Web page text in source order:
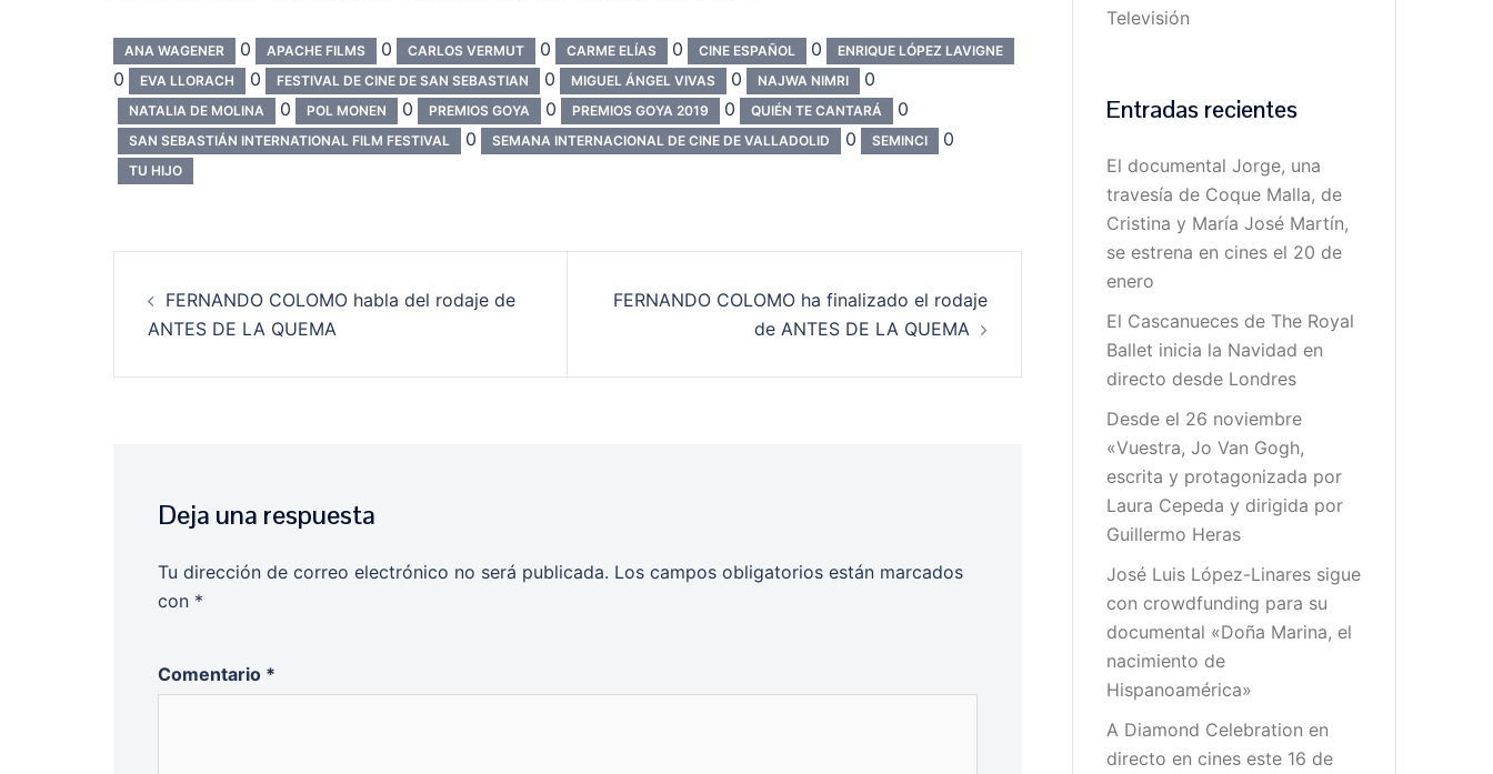
ANA WAGENER 0 APACHE FILMS 0 CARLOS VERMUT 0 CARME ELÍAS 0 CINE ESPAÑOL 0 ENRIQUE LÓPEZ LAVIGNE
0 EVA LLORACH 0 FESTIVAL DE CINE DE SAN SEBASTIAN 0 MIGUEL ÁNGEL VIVAS 0 NAJWA NIMRI 0
NATALIA DE MOLINA 0 POL MONEN 0 PREMIOS GOYA 0 PREMIOS GOYA 2019 0 QUIÉN TE CANTARÁ 0
SAN SEBASTIÁN INTERNATIONAL FILM FESTIVAL 0 SEMANA INTERNACIONAL DE CINE DE VALLADOLID 0 SEMINCI 0
TU HIJO
Navegación
de
entradas
FERNANDO COLOMO habla del rodaje de
ANTES DE LA QUEMA
FERNANDO COLOMO ha finalizado el rodaje
de ANTES DE LA QUEMA
Deja una respuesta
Tu dirección de correo electrónico no será publicada. Los campos obligatorios están marcados
con *
Comentario *
Televisión
Entradas recientes
El documental Jorge, una
travesía de Coque Malla, de
Cristina y María José Martín,
se estrena en cines el 20 de
enero
El Cascanueces de The Royal
Ballet inicia la Navidad en
directo desde Londres
Desde el 26 noviembre
«Vuestra, Jo Van Gogh,
escrita y protagonizada por
Laura Cepeda y dirigida por
Guillermo Heras
José Luis López-Linares sigue
con crowdfunding para su
documental «Doña Marina, el
nacimiento de
Hispanoamérica»
A Diamond Celebration en
directo en cines este 16 de